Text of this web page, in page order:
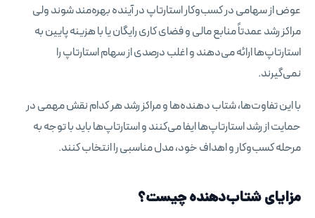
عوض از سهامی در کسب‌وکار استارتاپ در آینده بهره‌مند شوند ولی
مراکز رشد عمدتاً منابع مالی و فضای کاری رایگان یا با هزینه پایین به
استارتاپ‌ها ارائه می‌دهند و اغلب درصدی از سهام استارتاپ را
نمی‌گیرند.
با این تفاوت‌ها، شتاب دهنده‌ها و مراکز رشد هر کدام نقش مهمی در
حمایت از رشد استارتاپ‌ها ایفا می‌کنند و استارتاپ‌ها باید با توجه به
مرحله کسب‌وکار و اهداف خود، مدل مناسبی را انتخاب کنند.
مزایای شتاب‌دهنده چیست؟